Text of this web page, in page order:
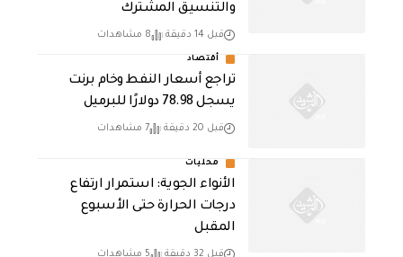
والتنسيق المشترك
قبل 14 دقيقة 8 مشاهدات
أقتصاد
تراجع أسعار النفط وخام برنت
يسجل 78.98 دولارًا للبرميل
قبل 20 دقيقة 7 مشاهدات
محليات
الأنواء الجوية: استمرار ارتفاع
درجات الحرارة حتى الأسبوع
المقبل
قبل 32 دقيقة 5 مشاهدات